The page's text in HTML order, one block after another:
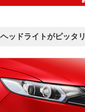
ッドライトがピッタリ